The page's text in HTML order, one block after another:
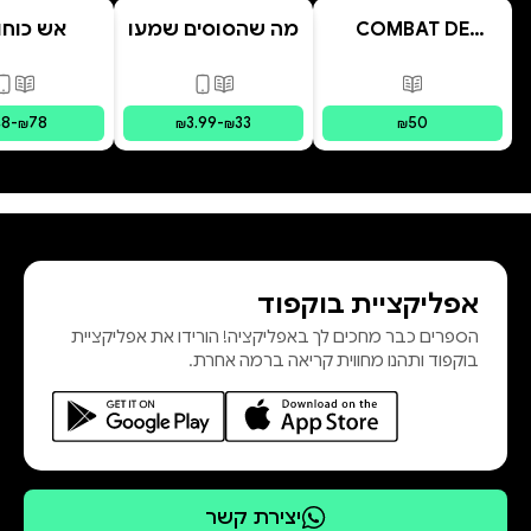
COMBAT DE
פורמטים זמינים
מודפס
₪50
מה שהסוסים שמעו
פורמטים זמינים מודפס,
₪3.99-₪33
אש
-₪78
אפליקציית בוקפוד
הספרים כבר מחכים לך באפליקציה! הורידו את אפליקציית
בוקפוד ותהנו מחווית קריאה ברמה אחרת.
יצירת קשר